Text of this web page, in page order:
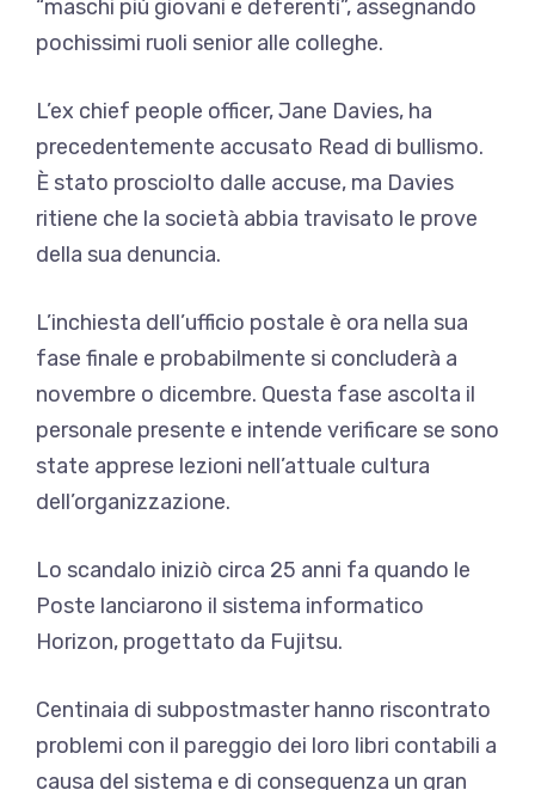
“maschi più giovani e deferenti”, assegnando
pochissimi ruoli senior alle colleghe.
L’ex chief people officer, Jane Davies, ha
precedentemente accusato Read di bullismo.
È stato prosciolto dalle accuse, ma Davies
ritiene che la società abbia travisato le prove
della sua denuncia.
L’inchiesta dell’ufficio postale è ora nella sua
fase finale e probabilmente si concluderà a
novembre o dicembre. Questa fase ascolta il
personale presente e intende verificare se sono
state apprese lezioni nell’attuale cultura
dell’organizzazione.
Lo scandalo iniziò circa 25 anni fa quando le
Poste lanciarono il sistema informatico
Horizon, progettato da Fujitsu.
Centinaia di subpostmaster hanno riscontrato
problemi con il pareggio dei loro libri contabili a
causa del sistema e di conseguenza un gran